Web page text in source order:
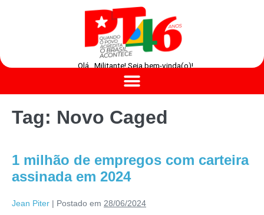
Olá , Militante! Seja bem-vinda(o)!
Tag: Novo Caged
1 milhão de empregos com carteira
assinada em 2024
Jean Piter | Postado em 28/06/2024